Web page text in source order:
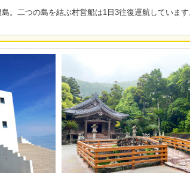
。二つの島を結ぶ村営船は1日3往復運航していま